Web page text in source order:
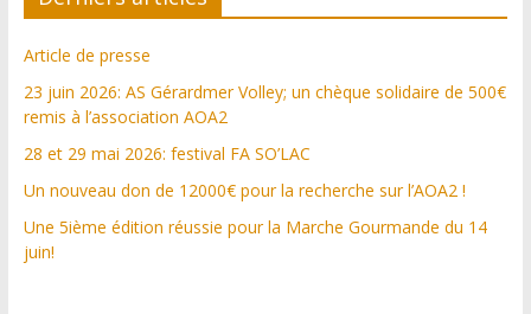
Article de presse
23 juin 2026: AS Gérardmer Volley; un chèque solidaire de 500€
remis à l’association AOA2
28 et 29 mai 2026: festival FA SO’LAC
Un nouveau don de 12000€ pour la recherche sur l’AOA2 !
Une 5ième édition réussie pour la Marche Gourmande du 14
juin!